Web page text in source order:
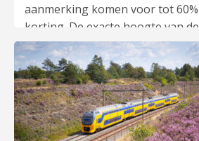
aanmerking komen voor tot 60%
korting. De exacte hoogte van de
korting is afhankelijk van de
verwachte drukte. De goedkope
tickets zijn tot één dag voor
vertrek beschikbaar en bedoeld
voor een specifieke rit. Beter
spreiden Het gaat om een pilot